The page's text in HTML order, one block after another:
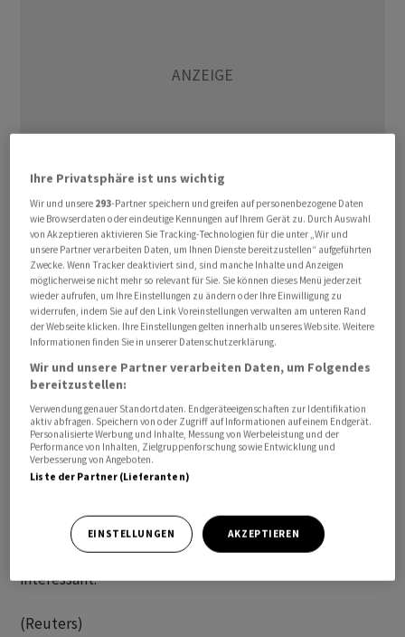
Die ‌Reise der japanischen Delegation sei für ‌diesen
Sommer geplant, berichtete ​die Nachrichtenagentur
Nikkei am Sonntag. Ihr sollen Vertreter des
Wirtschaftsministeriums, von Handelsunternehmen
sowie der japanischen Organisation ‌für Metalle und
Energiesicherheit angehören. Geplant seien Gespräche
mit der Regierung vor Ort.
Die ​arktische Insel Grönland ist ​ein autonomes ​Gebiet
des Königreichs Dänemark. Sie war zuletzt ‌in den Fokus
geraten, nachdem US-Präsident Donald Trump im
Januar einen Kauf ​der ​Insel erwogen hatte. ⁠Dies
beunruhigte die ​europäischen Nato-Verbündeten.
Grönland gilt ⁠wegen seiner strategischen Lage und
‌mutmasslich reichen Vorkommen an Seltenen Erden als
interessant.
(Reuters)
Ihre Privatsphäre ist uns wichtig
Wir und unsere 293-Partner speichern und greifen auf personenbezogene Daten
wie Browserdaten oder eindeutige Kennungen auf Ihrem Gerät zu. Durch Auswahl
von Akzeptieren aktivieren Sie Tracking-Technologien für die unter „Wir und
unsere Partner verarbeiten Daten, um Ihnen Dienste bereitzustellen“ aufgeführten
Zwecke. Wenn Tracker deaktiviert sind, sind manche Inhalte und Anzeigen
möglicherweise nicht mehr so relevant für Sie. Sie können dieses Menü jederzeit
wieder aufrufen, um Ihre Einstellungen zu ändern oder Ihre Einwilligung zu
widerrufen, indem Sie auf den Link Voreinstellungen verwalten am unteren Rand
der Webseite klicken. Ihre Einstellungen gelten innerhalb unseres Website. Weitere
Informationen finden Sie in unserer Datenschutzerklärung.
Wir und unsere Partner verarbeiten Daten, um Folgendes
bereitzustellen:
Verwendung genauer Standortdaten. Endgeräteeigenschaften zur Identifikation
aktiv abfragen. Speichern von oder Zugriff auf Informationen auf einem Endgerät.
Personalisierte Werbung und Inhalte, Messung von Werbeleistung und der
Performance von Inhalten, Zielgruppenforschung sowie Entwicklung und
Verbesserung von Angeboten.
Liste der Partner (Lieferanten)
EINSTELLUNGEN AKZEPTIEREN